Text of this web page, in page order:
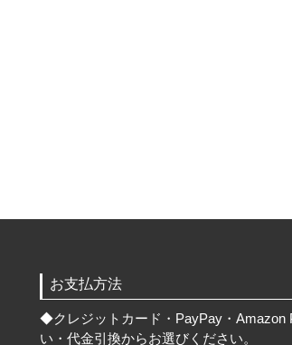
お支払方法
◆クレジットカード・PayPay・Amazon
い・代金引換からお選びください。